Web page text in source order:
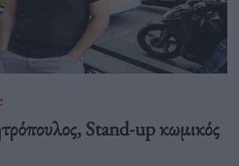
Stand-up κωμικός